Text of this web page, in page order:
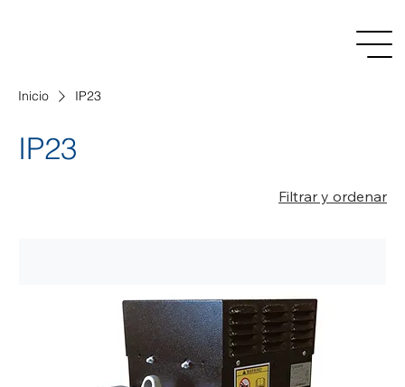
Inicio IP23
IP23
Filtrar y ordenar